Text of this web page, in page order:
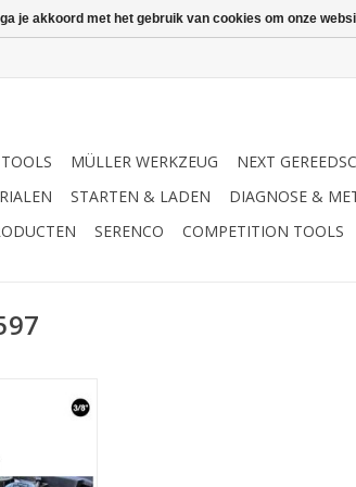
MÜLLER WERKZEUG NEXT
STARTEN & LADEN DIAGNOSE &
SERENCO COMPETITION TOOLS
van
3 en Y | -
|
je akkoord met het gebruik van cookies om onze